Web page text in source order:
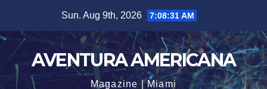
content
Sun. Aug 9th, 2026 7:08:32 AM
AVENTURA AMERICANA
Magazine | Miami